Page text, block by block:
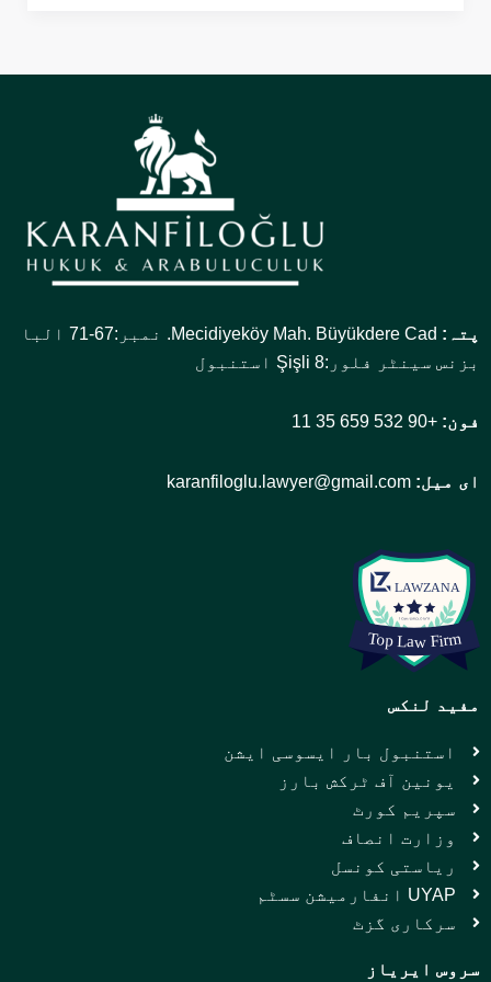
پتہ:
Mecidiyeköy Mah. Büyükdere Cad. نمبر:67-71 البا
بزنس سینٹر فلور:8 Şişli استنبول
فون: +90 532 659 35 11
ای میل: karanfiloglu.lawyer@gmail.com
مفید لنکس
استنبول بار ایسوسی ایشن
یونین آف ٹرکش بارز
سپریم کورٹ
وزارت انصاف
ریاستی کونسل
UYAP انفارمیشن سسٹم
سرکاری گزٹ
سروس ایریاز